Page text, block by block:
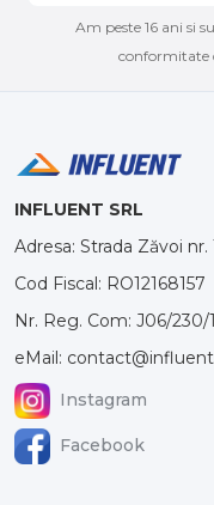
Am peste 16 ani si
conformitate
INFLUENT SRL
Adresa: Strada Zăvoi
Cod Fiscal: RO12168157
Nr. Reg. Com: J06/230/
eMail:
Instagram
Facebook